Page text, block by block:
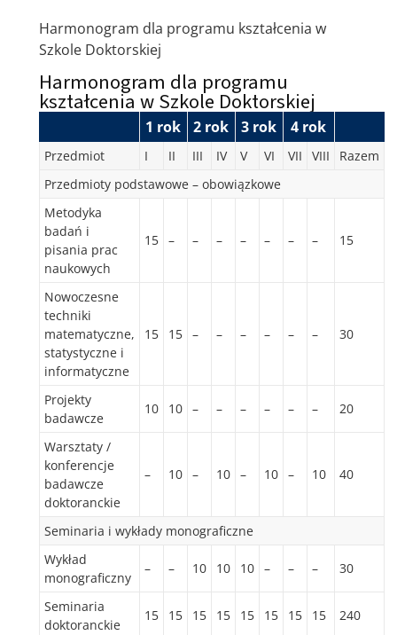
Harmonogram dla programu kształcenia w
Szkole Doktorskiej
Harmonogram dla programu
kształcenia w Szkole Doktorskiej
1 rok 2 rok 3 rok 4 rok
Przedmiot I II III IV V VI VII VIII
Razem
Przedmioty podstawowe – obowiązkowe
Metodyka
badań i
pisania prac
naukowych
15 – – – – – – – 15
Nowoczesne
techniki
matematyczne,
statystyczne i
informatyczne
15 15 – – – – – – 30
Projekty
badawcze
10 10 – – – – – – 20
Warsztaty /
konferencje
badawcze
doktoranckie
– 10 – 10 – 10 – 10 40
Seminaria i wykłady monograficzne
Wykład
monograficzny
– – 10 10 10 – – – 30
Seminaria
doktoranckie
15 15 15 15 15 15 15 15 240